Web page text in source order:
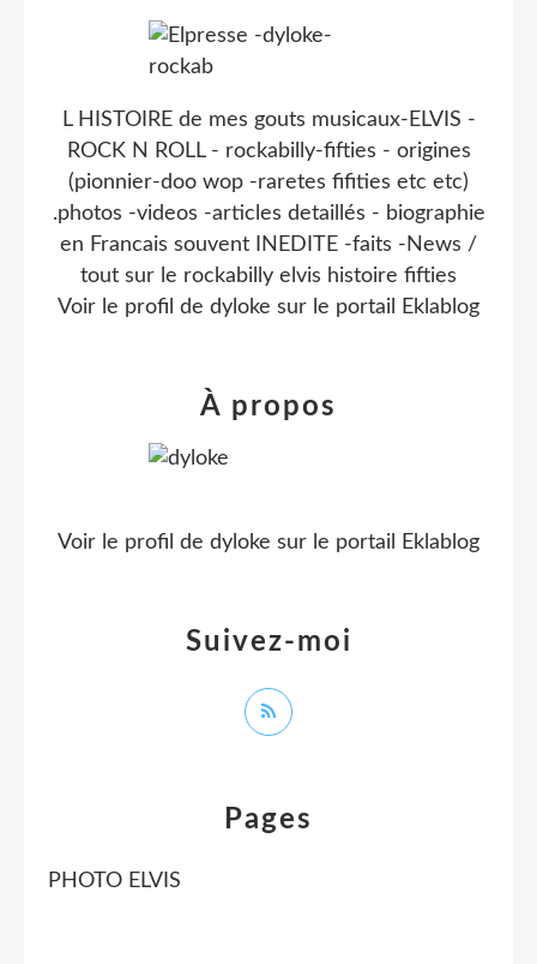
Pages
PHOTO ELVIS
L HISTOIRE de mes gouts musicaux-ELVIS -
ROCK N ROLL - rockabilly-fifties - origines
(pionnier-doo wop -raretes fifities etc etc)
.photos -videos -articles detaillés - biographie
en Francais souvent INEDITE -faits -News /
tout sur le rockabilly elvis histoire fifties
Voir le profil de dyloke sur le portail Eklablog
Suivez-moi
À propos
Voir le profil de dyloke sur le portail Eklablog